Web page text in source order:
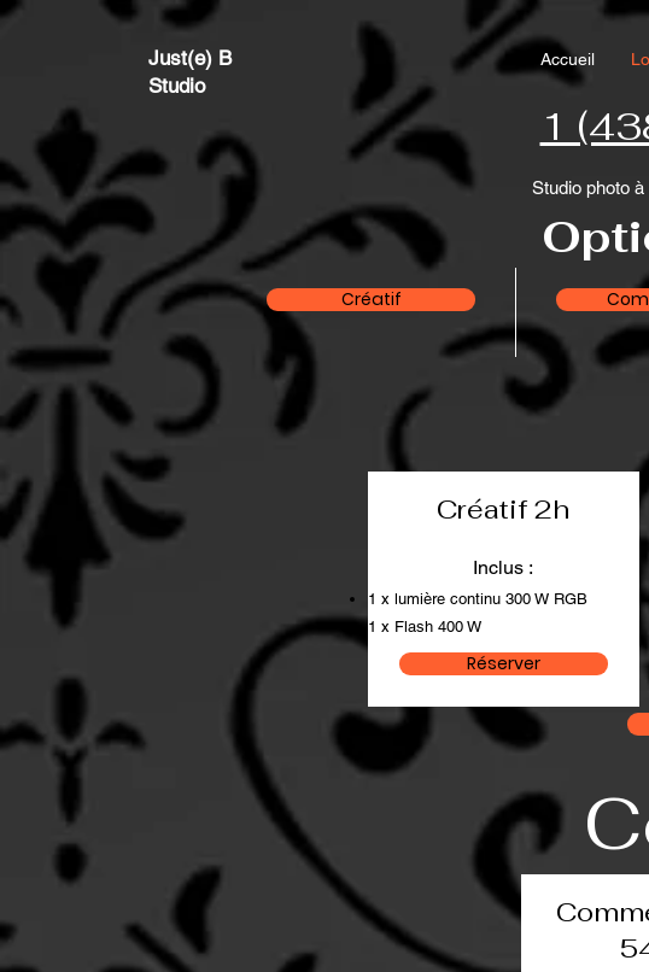
Just(e) B
Studio
Accueil
1
Studio photo
Créatif
Créatif 2h
Inclus :
1 x lumière continu 300 W RGB
1 x Flash 400 W
Réserver